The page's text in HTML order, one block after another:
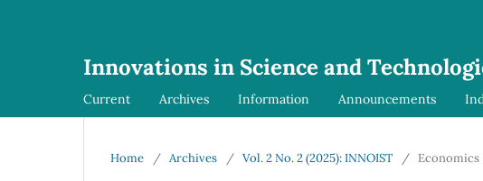
Innovations in Science and
Current Archives Information Announcements
Home / Archives / Vol. 2 No. 2 (2025): INNOIST / Economics